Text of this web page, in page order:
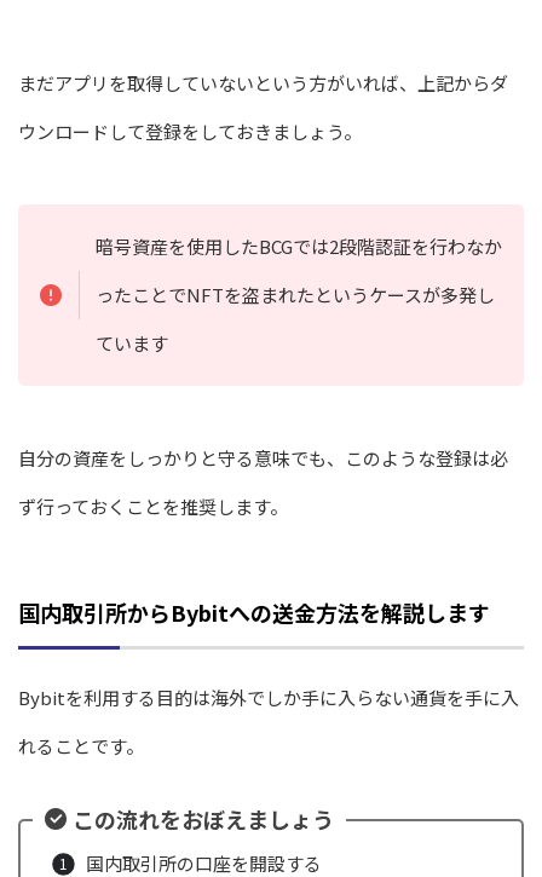
まだアプリを取得していないという方がいれば、上記からダ
ウンロードして登録をしておきましょう。
暗号資産を使用したBCGでは2段階認証を行わなか
ったことでNFTを盗まれたというケースが多発し
ています
自分の資産をしっかりと守る意味でも、このような登録は必
ず行っておくことを推奨します。
国内取引所からBybitへの送金方法を解説します
Bybitを利用する目的は海外でしか手に入らない通貨を手に入
れることです。
この流れをおぼえましょう
国内取引所の口座を開設する